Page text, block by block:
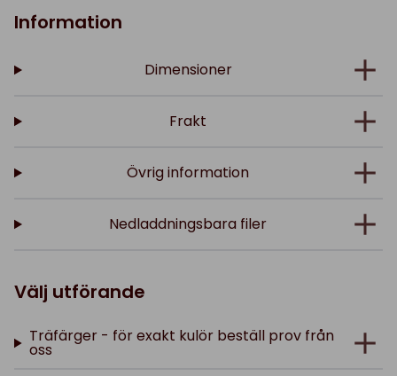
Information
Dimensioner
Frakt
Övrig information
Nedladdningsbara filer
Välj utförande
Träfärger - för exakt kulör beställ prov från
oss